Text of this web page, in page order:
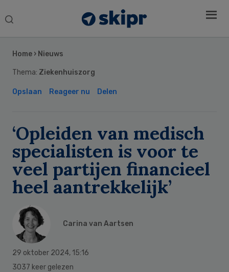
Search
Home › Nieuws
Thema: Ziekenhuiszorg
Opslaan Reageer nu Delen
‘Opleiden van medisch
specialisten is voor te
veel partijen financieel
heel aantrekkelijk’
Carina van Aartsen
29 oktober 2024, 15:16
3037 keer gelezen
Sidebar